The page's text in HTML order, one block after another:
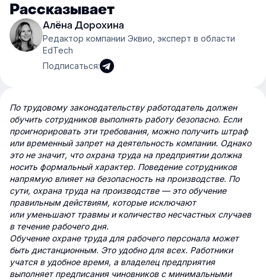
Рассказывает
Алёна Дорохина
Редактор компании Эквио, эксперт в области
EdTech
Подписаться:
По трудовому законодательству работодатель должен
обучить сотрудников выполнять работу безопасно. Если
проигнорировать эти требования, можно получить штраф
или временный запрет на деятельность компании. Однако
это не значит, что охрана труда на предприятии должна
носить формальный характер. Поведение сотрудников
напрямую влияет на безопасность на производстве. По
сути, охрана труда на производстве — это обучение
правильным действиям, которые исключают
или уменьшают травмы и количество несчастных случаев
в течение рабочего дня.
Обучение охране труда для рабочего персонала может
быть дистанционным. Это удобно для всех. Работники
учатся в удобное время, а владелец предприятия
выполняет предписания чиновников с минимальными